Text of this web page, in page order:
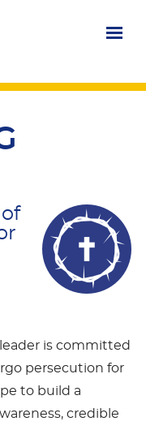
is committed
persecution for
to build a
credible